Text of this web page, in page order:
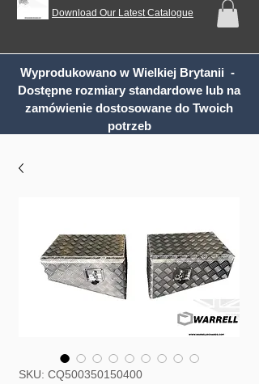
Download Our Latest Catalogue
Wyprodukowano w Wielkiej Brytanii -
Dostępne rozmiary standardowe lub na
zamówienie dostosowane do Twoich
potrzeb
SKU: CQ500350150400